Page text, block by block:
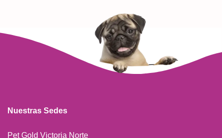
Nuestras Sedes
Pet Gold Victoria Norte